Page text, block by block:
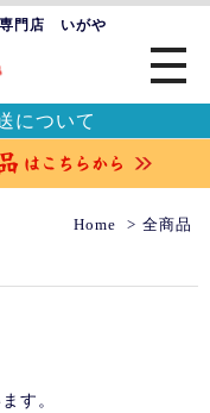
門店 いがや
について
Home 全商品
す。